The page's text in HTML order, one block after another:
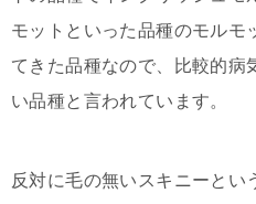
モットといった品種のモルモ
てきた品種なので、比較的病
い品種と言われています。
反対に毛の無いスキニーとい